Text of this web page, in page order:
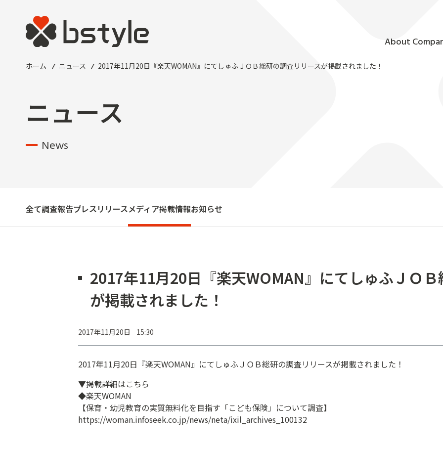
About
ホーム ニュース 2017年11月20日『楽天WOMAN』にてしゅふＪＯＢ総研の調査リリースが掲載されました！
ニュース
News
全て調査報告プレスリリースメディア掲載情報お知らせ
2017年11月20日『楽天WOMAN』にてしゅふＪＯ
が掲載されました！
2017年11月20日 15:30
2017年11月20日『楽天WOMAN』にてしゅふＪＯＢ総研の調査リリースが掲載されました！
▼掲載詳細はこちら
◆楽天WOMAN
【保育・幼児教育の実質無料化を目指す「こども保険」について調査】
https://woman.infoseek.co.jp/news/neta/ixil_archives_100132